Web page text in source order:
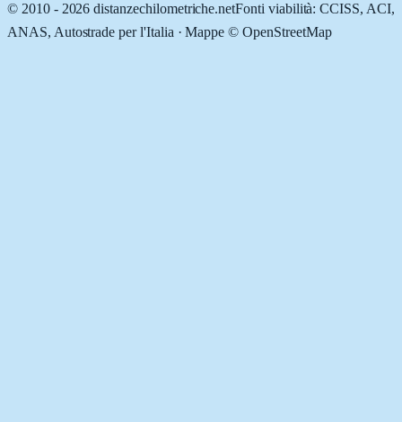
© 2010 - 2026 distanzechilometriche.netFonti viabilità: CCISS, ACI,
ANAS, Autostrade per l'Italia · Mappe © OpenStreetMap